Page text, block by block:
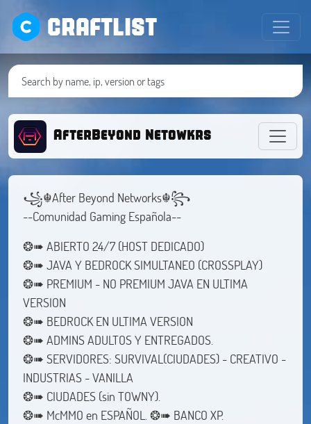
CRAFTLIST
AfterBeyond Netowkrs
꧁☬After Beyond Networks☬꧂
--Comunidad Gaming Española--
❂➠ ABIERTO 24/7 (HOST DEDICADO)
❂➠ JAVA Y BEDROCK SIMULTANEO (CROSSPLAY)
❂➠ PREMIUM - NO PREMIUM JAVA EN ULTIMA
VERSION
❂➠ BEDROCK EN ULTIMA VERSION
❂➠ ADMINS ADULTOS Y ENTREGADOS.
❂➠ SERVIDORES: SURVIVAL(CIUDADES) - CREATIVO -
INDUSTRIAS - VANILLA
❂➠ CIUDADES (sin TOWNY).
❂➠ McMMO en ESPAÑOL. ❂➠ BANCO XP.